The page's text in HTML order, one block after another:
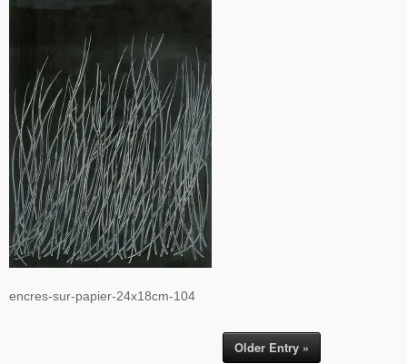
encres-sur-papier-24x18cm-104
Older Entry »